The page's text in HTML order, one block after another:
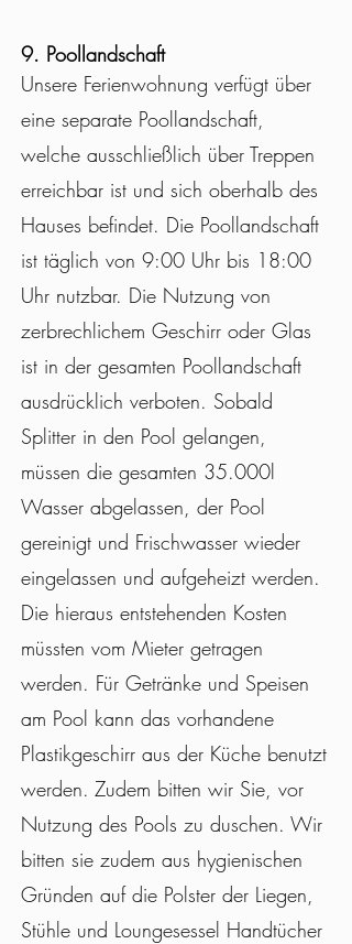
9. Poollandschaft
Unsere Ferienwohnung verfügt über
eine separate Poollandschaft,
welche ausschließlich über Treppen
erreichbar ist und sich oberhalb des
Hauses befindet. Die Poollandschaft
ist täglich von 9:00 Uhr bis 18:00
Uhr nutzbar. Die Nutzung von
zerbrechlichem Geschirr oder Glas
ist in der gesamten Poollandschaft
ausdrücklich verboten. Sobald
Splitter in den Pool gelangen,
müssen die gesamten 35.000l
Wasser abgelassen, der Pool
gereinigt und Frischwasser wieder
eingelassen und aufgeheizt werden.
Die hieraus entstehenden Kosten
müssten vom Mieter getragen
werden. Für Getränke und Speisen
am Pool kann das vorhandene
Plastikgeschirr aus der Küche benutzt
werden. Zudem bitten wir Sie, vor
Nutzung des Pools zu duschen. Wir
bitten sie zudem aus hygienischen
Gründen auf die Polster der Liegen,
Stühle und Loungesessel Handtücher